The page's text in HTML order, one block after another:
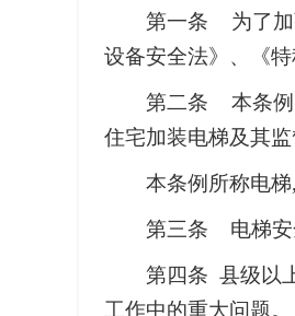
第一条 为了加
设备安全法》、《
第二条 本条例
住宅加装电梯及其监
本条例所称电
第三条 电梯安
第四条 县级以
工作中的重大问题。